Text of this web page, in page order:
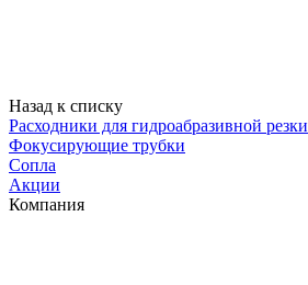
Назад к списку
Расходники для гидроабразивной резки
Фокусирующие трубки
Сопла
Акции
Компания